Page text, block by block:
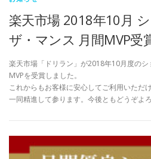
楽天市場 2018年10月
ザ・マンス 月間MVP受
楽天市場「ドリラン」が2018年10月度の
MVPを受賞しました。
これからもお客様に安心してご利用いただ
一同精進して参ります。今後ともどうぞよ